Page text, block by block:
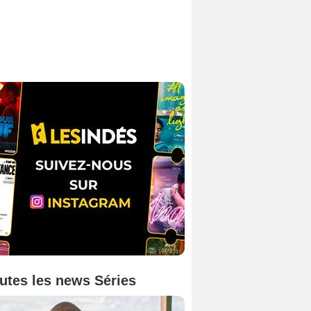
les news Séries